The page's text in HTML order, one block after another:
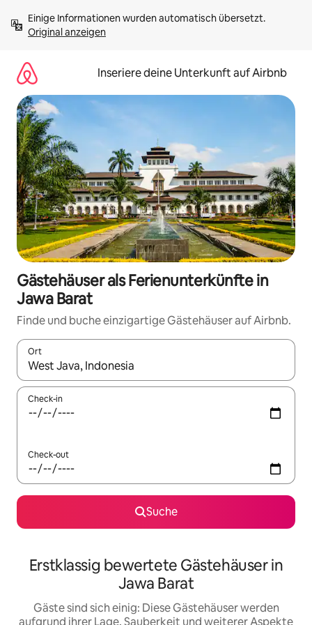
Inhalten
springenOriginal anzeigen
Inseriere deine Unterkunft auf Airbnb
Gästehäuser als Ferienunterkünfte in
Jawa Barat
Finde und buche einzigartige Gästehäuser auf Airbnb.
Ort
Wenn Ergebnisse verfügbar sind, navigiere mit den
Check-in
Check-out
Suche
Erstklassig bewertete Gästehäuser in
Jawa Barat
Gäste sind sich einig: Diese Gästehäuser werden
aufgrund ihrer Lage, Sauberkeit und weiterer Aspekte